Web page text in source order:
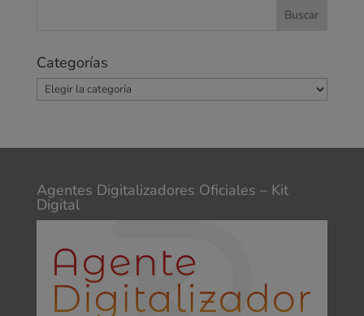
Categorías
Categorías
Agentes Digitalizadores Oficiales – Kit
Digital